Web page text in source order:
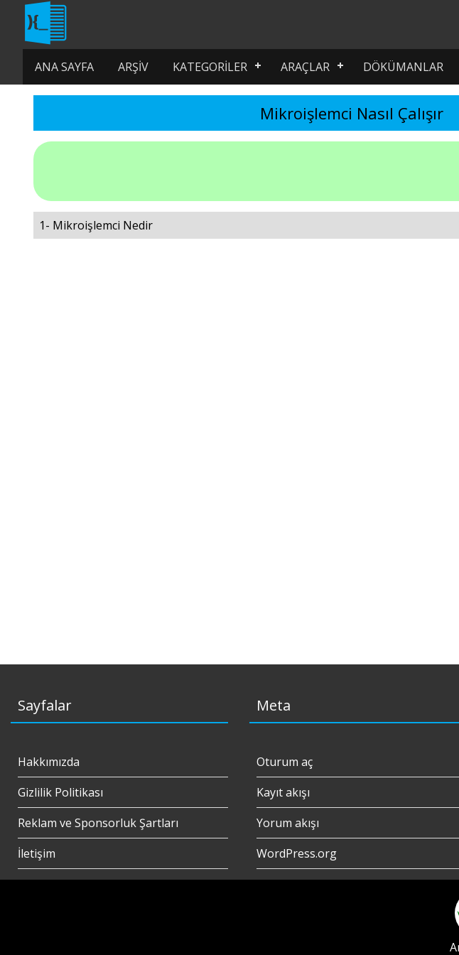
ANA SAYFA ARŞIV KATEGORILER ARAÇLAR DÖKÜMANLAR
Mikroişlemci Nasıl Çalışır
1- Mikroişlemci Nedir
Sayfalar
Hakkımızda
Gizlilik Politikası
Reklam ve Sponsorluk Şartları
İletişim
Meta
Oturum aç
Kayıt akışı
Yorum akışı
WordPress.org